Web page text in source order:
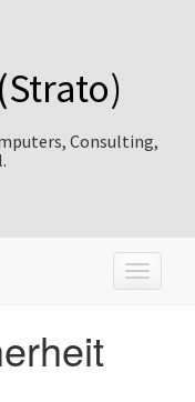
Consulting,
T
o